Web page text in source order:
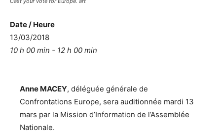
Date / Heure
13/03/2018
10 h 00 min - 12 h 00 min
Anne MACEY, déléguée générale de
Confrontations Europe, sera auditionnée mardi 13
mars par la Mission d’Information de l’Assemblée
Nationale.